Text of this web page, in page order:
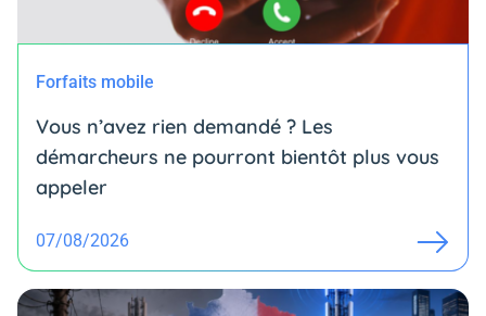
Forfaits mobile
Vous n’avez rien demandé ? Les
démarcheurs ne pourront bientôt plus vous
appeler
07/08/2026